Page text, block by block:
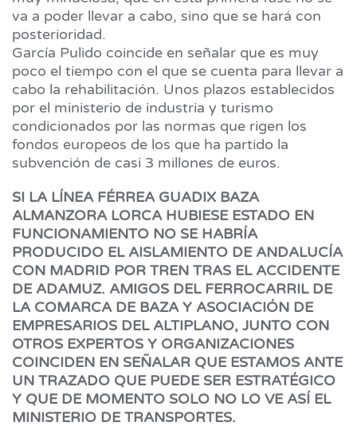
va a poder llevar a cabo, sino que se hará con
posterioridad.
García Pulido coincide en señalar que es muy
poco el tiempo con el que se cuenta para llevar a
cabo la rehabilitación. Unos plazos establecidos
por el ministerio de industria y turismo
condicionados por las normas que rigen los
fondos europeos de los que ha partido la
subvención de casi 3 millones de euros.
SI LA LÍNEA FÉRREA GUADIX BAZA
ALMANZORA LORCA HUBIESE ESTADO EN
FUNCIONAMIENTO NO SE HABRÍA
PRODUCIDO EL AISLAMIENTO DE ANDALUCÍA
CON MADRID POR TREN TRAS EL ACCIDENTE
DE ADAMUZ. AMIGOS DEL FERROCARRIL DE
LA COMARCA DE BAZA Y ASOCIACIÓN DE
EMPRESARIOS DEL ALTIPLANO, JUNTO CON
OTROS EXPERTOS Y ORGANIZACIONES
COINCIDEN EN SEÑALAR QUE ESTAMOS ANTE
UN TRAZADO QUE PUEDE SER ESTRATÉGICO
Y QUE DE MOMENTO SOLO NO LO VE ASÍ EL
MINISTERIO DE TRANSPORTES.